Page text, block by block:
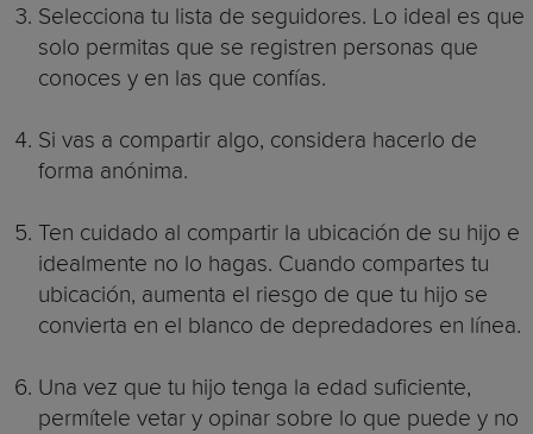
Selecciona tu lista de seguidores. Lo ideal es que
solo permitas que se registren personas que
conoces y en las que confías.
Si vas a compartir algo, considera hacerlo de
forma anónima.
Ten cuidado al compartir la ubicación de su hijo e
idealmente no lo hagas. Cuando compartes tu
ubicación, aumenta el riesgo de que tu hijo se
convierta en el blanco de depredadores en línea.
Una vez que tu hijo tenga la edad suficiente,
permítele vetar y opinar sobre lo que puede y no